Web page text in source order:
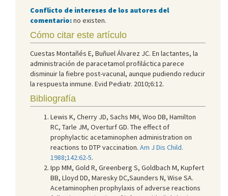
Conflicto de intereses de los autores del
comentario:no existen.
Cómo citar este artículo
Cuestas Montañés E, Buñuel Álvarez JC. En lactantes, la
administración de paracetamol profiláctica parece
disminuir la fiebre post-vacunal, aunque pudiendo reducir
la respuesta inmune. Evid Pediatr. 2010;6:12.
Bibliografía
Lewis K, Cherry JD, Sachs MH, Woo DB, Hamilton
RC, Tarle JM, Overturf GD. The effect of
prophylactic acetaminophen administration on
reactions to DTP vaccination. Am J Dis Child.
1988;142:62-5.
Ipp MM, Gold R, Greenberg S, Goldbach M, Kupfert
BB, Lloyd DD, Maresky DC,Saunders N, Wise SA.
Acetaminophen prophylaxis of adverse reactions